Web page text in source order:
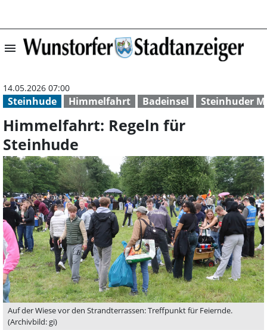
menu Himmelfahrt:
Steinhude Himmelfahrt Badeinsel Steinhuder
14.05.2026 07:00
Himmelfahrt: Regeln für
Steinhude
Auf der Wiese vor den Strandterrassen: Treffpunkt für Feiernde.
(Archivbild: gi)